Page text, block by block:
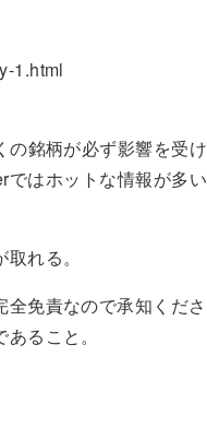
1.html
の銘柄が必ず影響を受
ではホットな情報が多
れる。
免責なので承知くだ
ること。